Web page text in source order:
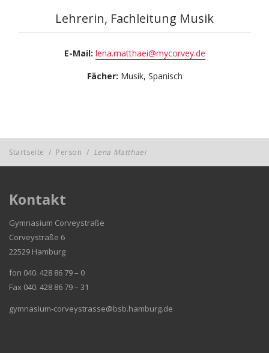
Lehrerin, Fachleitung Musik
E-Mail: lena.matthaei@mycorvey.de
Fächer: Musik, Spanisch
Startseite / Person / Lena Matthaei
Kontakt
Gymnasium Corveystraße
Corveystraße 6
22529 Hamburg
fon 040. 428 86 79 – 0
Fax 040. 428 86 79 – 31
gymnasium-corveystrasse@bsb.hamburg.de